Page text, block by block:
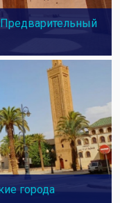
Предварительный
города